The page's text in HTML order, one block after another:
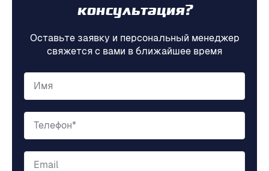
консультация?
Оставьте заявку и персональный менеджер
свяжется с вами в ближайшее время
Имя
Телефон*
Email